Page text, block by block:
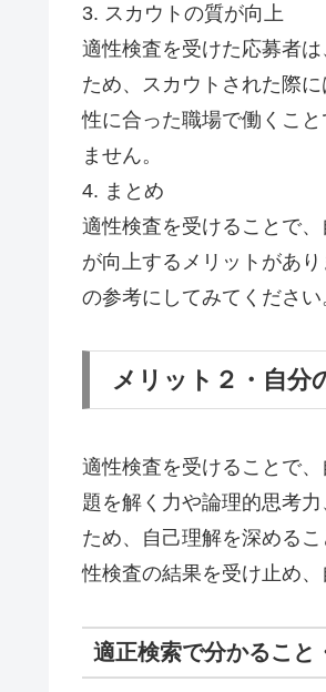
3. スカウトの質が向上
適性検査を受けた応募者
ため、スカウトされた際
性に合った職場で働くこ
ません。
4. まとめ
適性検査を受けることで
が向上するメリットがあ
の参考にしてみてください
メリット２・自分
適性検査を受けることで
題を解く力や論理的思考
ため、自己理解を深める
性検査の結果を受け止め
適正検索で分かること